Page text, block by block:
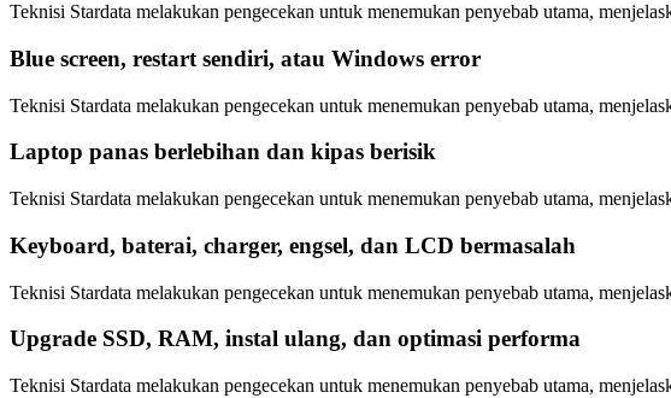
Teknisi Stardata melakukan pengecekan untuk menemukan penyebab utama,
Blue screen, restart sendiri, atau Windows error
Teknisi Stardata melakukan pengecekan untuk menemukan penyebab utama,
Laptop panas berlebihan dan kipas berisik
Teknisi Stardata melakukan pengecekan untuk menemukan penyebab utama,
Keyboard, baterai, charger, engsel, dan LCD bermasalah
Teknisi Stardata melakukan pengecekan untuk menemukan penyebab utama,
Upgrade SSD, RAM, instal ulang, dan optimasi performa
Teknisi Stardata melakukan pengecekan untuk menemukan penyebab utama,